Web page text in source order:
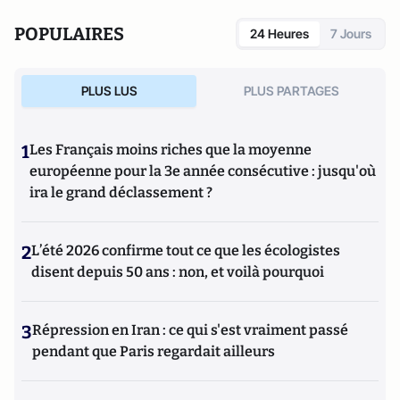
POPULAIRES 24 Heures 7 Jours
PLUS LUS PLUS PARTAGES
1Les Français moins riches que la moyenne
européenne pour la 3e année consécutive : jusqu'où
ira le grand déclassement ?
2L’été 2026 confirme tout ce que les écologistes
disent depuis 50 ans : non, et voilà pourquoi
3Répression en Iran : ce qui s'est vraiment passé
pendant que Paris regardait ailleurs